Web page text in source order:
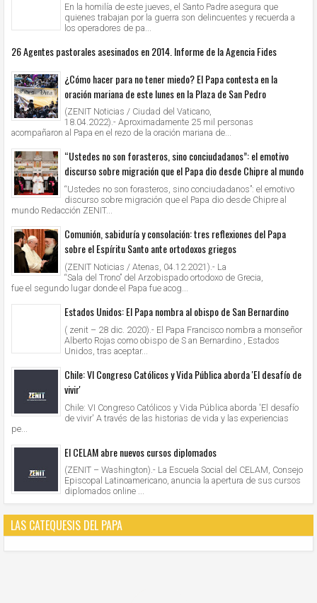
En la homilía de este jueves, el Santo Padre asegura que
quienes trabajan por la guerra son delincuentes y recuerda a
los operadores de pa...
26 Agentes pastorales asesinados en 2014. Informe de la Agencia Fides
¿Cómo hacer para no tener miedo? El Papa contesta en la
oración mariana de este lunes en la Plaza de San Pedro
(ZENIT Noticias / Ciudad del Vaticano,
18.04.2022).- Aproximadamente 25 mil personas
acompañaron al Papa en el rezo de la oración mariana de...
“Ustedes no son forasteros, sino conciudadanos”: el emotivo
discurso sobre migración que el Papa dio desde Chipre al mundo
“Ustedes no son forasteros, sino conciudadanos”: el emotivo
discurso sobre migración que el Papa dio desde Chipre al
mundo Redacción ZENIT...
Comunión, sabiduría y consolación: tres reflexiones del Papa
sobre el Espíritu Santo ante ortodoxos griegos
(ZENIT Noticias / Atenas, 04.12.2021).- La
“Sala del Trono” del Arzobispado ortodoxo de Grecia,
fue el segundo lugar donde el Papa fue acog...
Estados Unidos: El Papa nombra al obispo de San Bernardino
( zenit – 28 dic. 2020).- El Papa Francisco nombra a monseñor
Alberto Rojas como obispo de S an Bernardino , Estados
Unidos, tras aceptar...
Chile: VI Congreso Católicos y Vida Pública aborda 'El desafío de
vivir'
Chile: VI Congreso Católicos y Vida Pública aborda 'El desafío
de vivir' A través de las historias de vida y las experiencias
pe...
El CELAM abre nuevos cursos diplomados
(ZENIT – Washington).- La Escuela Social del CELAM, Consejo
Episcopal Latinoamericano, anuncia la apertura de sus cursos
diplomados online ...
LAS CATEQUESIS DEL PAPA